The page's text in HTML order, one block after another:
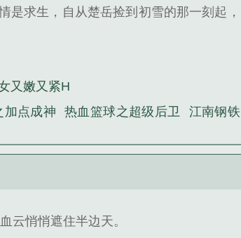
是求生，自从楚岳捡到初雪的那一刻起，
又嫩又紧H
加点成神 热血篮球之超级后卫
江南钢铁
云悄悄遮住半边天。